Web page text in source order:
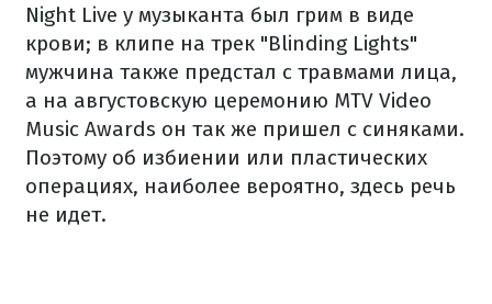
Night Live у музыканта был грим в виде
крови; в клипе на трек "Blinding Lights"
мужчина также предстал с травмами лица,
а на августовскую церемонию MTV Video
Music Awards он так же пришел с синяками.
Поэтому об избиении или пластических
операциях, наиболее вероятно, здесь речь
не идет.